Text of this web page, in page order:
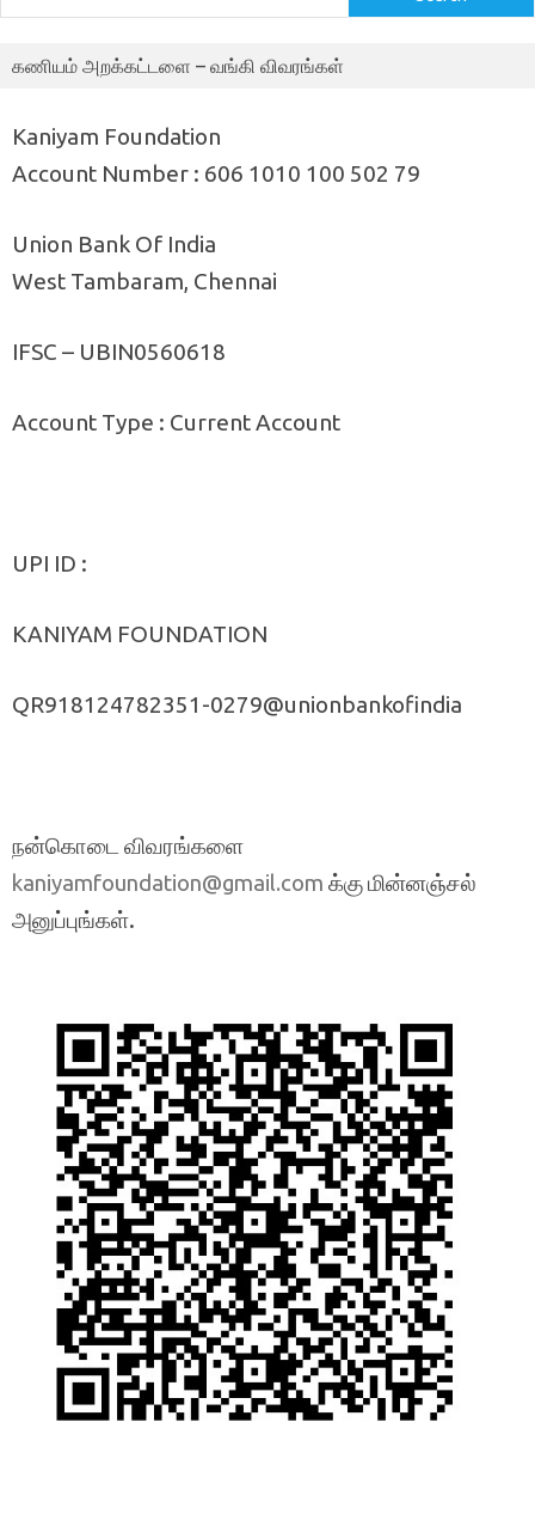
கணியம் அறக்கட்டளை – வங்கி விவரங்கள்
Kaniyam Foundation
Account Number : 606 1010 100 502 79
Union Bank Of India
West Tambaram, Chennai
IFSC – UBIN0560618
Account Type : Current Account
UPI ID :
KANIYAM FOUNDATION
QR918124782351-0279@unionbankofindia
நன்கொடை விவரங்களை
kaniyamfoundation@gmail.com க்கு மின்னஞ்சல்
அனுப்புங்கள்.